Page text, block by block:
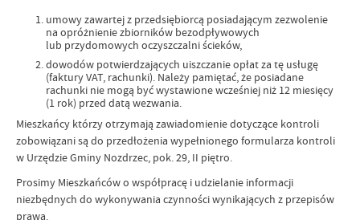
umowy zawartej z przedsiębiorcą posiadającym zezwolenie
na opróżnienie zbiorników bezodpływowych
lub przydomowych oczyszczalni ścieków,
dowodów potwierdzających uiszczanie opłat za tę usługę
(faktury VAT, rachunki). Należy pamiętać, że posiadane
rachunki nie mogą być wystawione wcześniej niż 12 miesięcy
(1 rok) przed datą wezwania.
Mieszkańcy którzy otrzymają zawiadomienie dotyczące kontroli
zobowiązani są do przedłożenia wypełnionego formularza kontroli
w Urzędzie Gminy Nozdrzec, pok. 29, II piętro.
Prosimy Mieszkańców o współpracę i udzielanie informacji
niezbędnych do wykonywania czynności wynikających z przepisów
prawa.